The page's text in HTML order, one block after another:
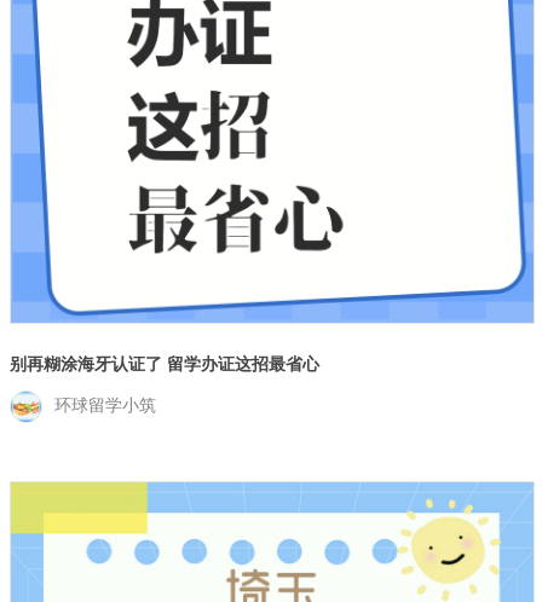
别再糊涂海牙认证了 留学办证这招最省心
环球留学小筑